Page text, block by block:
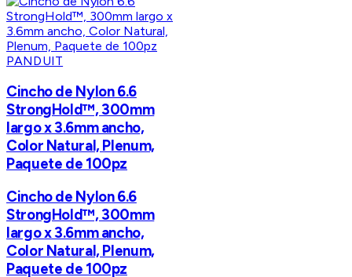
PANDUIT
Cincho de Nylon 6.6
StrongHold™, 300mm
largo x 3.6mm ancho,
Color Natural, Plenum,
Paquete de 100pz
Cincho de Nylon 6.6
StrongHold™, 300mm
largo x 3.6mm ancho,
Color Natural, Plenum,
Paquete de 100pz